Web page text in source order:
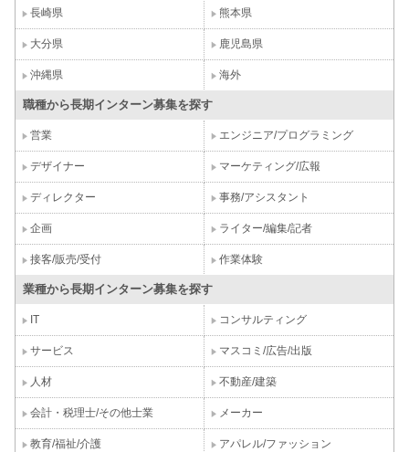
長崎県 熊本県
大分県 鹿児島県
沖縄県 海外
職種から長期インターン募集を探す
営業 エンジニア/プログラミング
デザイナー マーケティング/広報
ディレクター 事務/アシスタント
企画 ライター/編集/記者
接客/販売/受付 作業体験
業種から長期インターン募集を探す
IT コンサルティング
サービス マスコミ/広告/出版
人材 不動産/建築
会計・税理士/その他士業 メーカー
教育/福祉/介護 アパレル/ファッション